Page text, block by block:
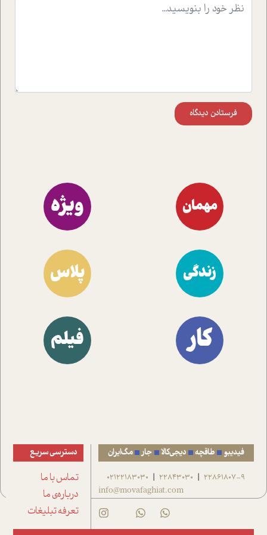
موثرترین راهکارهای استفاده از هوش مصنوعی در حوزه های
فرستادن دیدگاه
مهمان ویژه
زندگی پلاس
کار فیلم
فیدیبو طاقچه دیجی‌کالا جار مگ‌ایران
22861807-9
|
22843030
|
02122183030
info@movafaghiat.com
دسترسی سریع
تماس با ما
درباره‌ی ما
تعرفه تبلیغات